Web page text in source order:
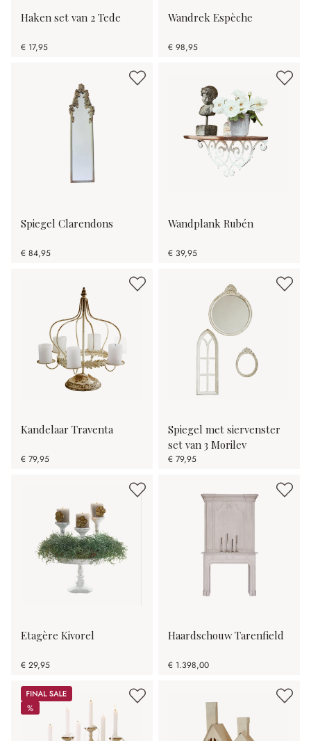
Haken set van 2 Tede
€ 17,95
Wandrek Espèche
€ 98,95
Spiegel Clarendons
€ 84,95
Wandplank Rubén
€ 39,95
Kandelaar Traventa
€ 79,95
Spiegel met siervenster
set van 3 Morilev
€ 79,95
Etagère Kivorel
€ 29,95
Haardschouw Tarenfield
€ 1.398,00
Sale
%
%